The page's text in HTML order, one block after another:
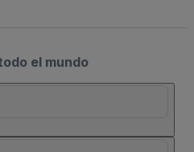
el mundo